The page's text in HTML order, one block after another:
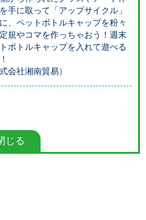
手に取って「アップサイクル」
、ペットボトルキャップを粉々
規やコマを作っちゃおう！週末
ボトルキャップを入れて遊べる
会社湘南貿易）
じる